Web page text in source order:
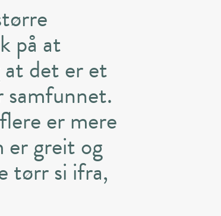
på at
at det er et
er mere
er greit og
tørr si ifra,